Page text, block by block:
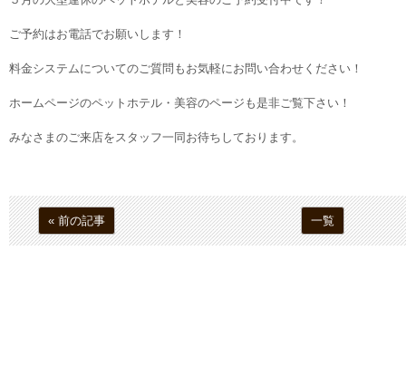
ご予約はお電話でお願いします！
料金システムについてのご質問もお気軽にお問い合わせください！
ホームページのペットホテル・美容のページも是非ご覧下さい！
みなさまのご来店をスタッフ一同お待ちしております。
« 前の記事 一覧